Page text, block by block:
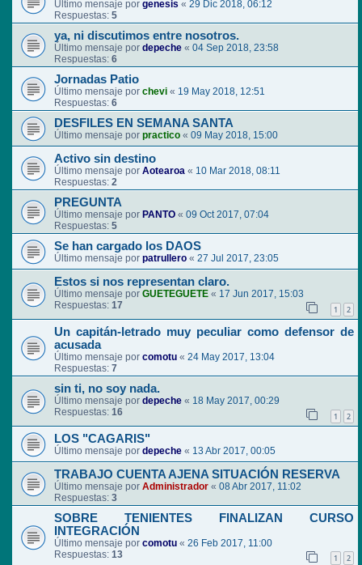
Último mensaje por genesis « 29 Dic 2018, 06:12
Respuestas: 5
ya, ni discutimos entre nosotros.
Último mensaje por depeche « 04 Sep 2018, 23:58
Respuestas: 6
Jornadas Patio
Último mensaje por chevi « 19 May 2018, 12:51
Respuestas: 6
DESFILES EN SEMANA SANTA
Último mensaje por practico « 09 May 2018, 15:00
Activo sin destino
Último mensaje por Aotearoa « 10 Mar 2018, 08:11
Respuestas: 2
PREGUNTA
Último mensaje por PANTO « 09 Oct 2017, 07:04
Respuestas: 5
Se han cargado los DAOS
Último mensaje por patrullero « 27 Jul 2017, 23:05
Estos si nos representan claro.
Último mensaje por GUETEGUETE « 17 Jun 2017, 15:03
Respuestas: 17 1 2
Un capitán-letrado muy peculiar como defensor de
acusada
Último mensaje por comotu « 24 May 2017, 13:04
Respuestas: 7
sin ti, no soy nada.
Último mensaje por depeche « 18 May 2017, 00:29
Respuestas: 16 1 2
LOS "CAGARIS"
Último mensaje por depeche « 13 Abr 2017, 00:05
TRABAJO CUENTA AJENA SITUACIÓN RESERVA
Último mensaje por Administrador « 08 Abr 2017, 11:02
Respuestas: 3
SOBRE TENIENTES FINALIZAN CURSO
INTEGRACIÓN
Último mensaje por comotu « 26 Feb 2017, 11:00
Respuestas: 13 1 2